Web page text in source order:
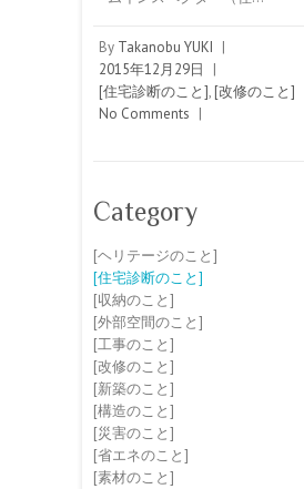
By Takanobu YUKI |
2015年12月29日
|
[住宅診断のこと], [改修のこと]
No Comments |
Category
[ヘリテージのこと]
[住宅診断のこと]
[収納のこと]
[外部空間のこと]
[工事のこと]
[改修のこと]
[新築のこと]
[構造のこと]
[災害のこと]
[省エネのこと]
[素材のこと]